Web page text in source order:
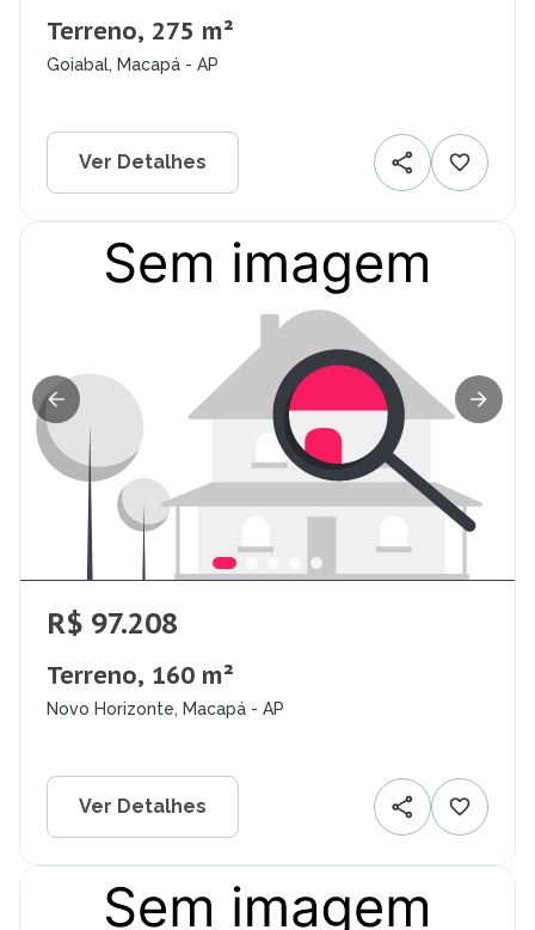
Terreno, 275 m²
Goiabal, Macapá - AP
Ver Detalhes
R$ 97.208
Terreno, 160 m²
Novo Horizonte, Macapá - AP
Ver Detalhes